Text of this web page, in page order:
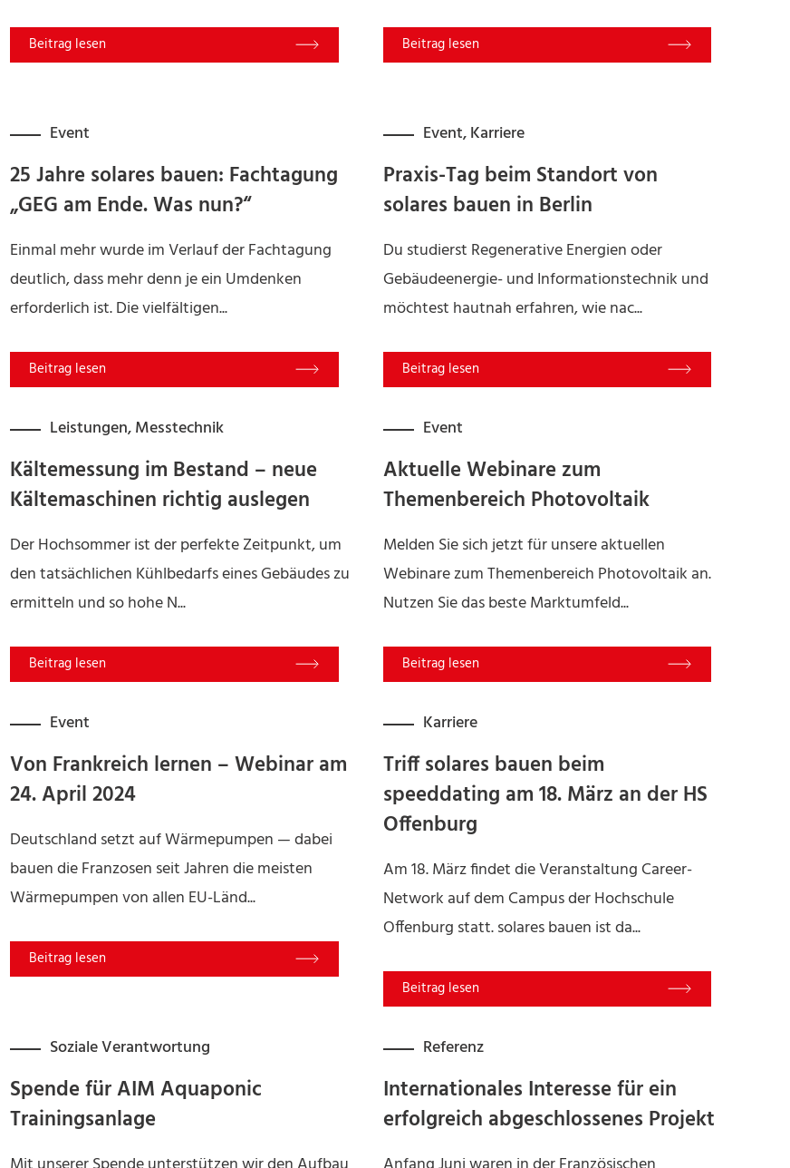
Event
25 Jahre solares bauen: Fachtagung
„GEG am Ende. Was nun?“
Einmal mehr wurde im Verlauf der Fachtagung
deutlich, dass mehr denn je ein Umdenken
erforderlich ist. Die vielfältigen...
Event,Karriere
Praxis-Tag beim Standort von
solares bauen in Berlin
Du studierst Regenerative Energien oder
Gebäudeenergie- und Informationstechnik und
möchtest hautnah erfahren, wie nac...
Leistungen,Messtechnik
Kältemessung im Bestand – neue
Kältemaschinen richtig auslegen
Der Hochsommer ist der perfekte Zeitpunkt, um
den tatsächlichen Kühlbedarfs eines Gebäudes zu
ermitteln und so hohe N...
Event
Aktuelle Webinare zum
Themenbereich Photovoltaik
Melden Sie sich jetzt für unsere aktuellen
Webinare zum Themenbereich Photovoltaik an.
Nutzen Sie das beste Marktumfeld...
Event
Von Frankreich lernen – Webinar am
24. April 2024
Deutschland setzt auf Wärmepumpen — dabei
bauen die Franzosen seit Jahren die meisten
Wärmepumpen von allen EU-Länd...
Karriere
Triff solares bauen beim
speeddating am 18. März an der HS
Offenburg
Am 18. März findet die Veranstaltung Career-
Network auf dem Campus der Hochschule
Offenburg statt. solares bauen ist da...
Soziale Verantwortung
Spende für AIM Aquaponic
Trainingsanlage
Referenz
Internationales Interesse für ein
erfolgreich abgeschlossenes Projekt